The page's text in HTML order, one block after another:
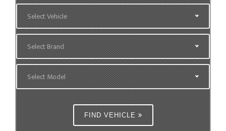
Select Vehicle
Select Brand
Select Model
FIND VEHICLE